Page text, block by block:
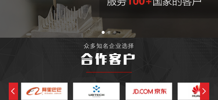
众多知名企业选择
合作客户